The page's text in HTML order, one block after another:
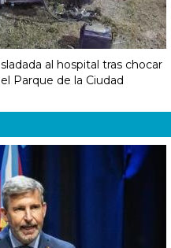
al hospital tras chocar
Parque de la Ciudad